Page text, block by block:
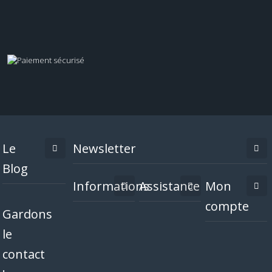
Le
Blog
Gardons
le
contact
Newsletter
InformationsAssistance Mon
compte